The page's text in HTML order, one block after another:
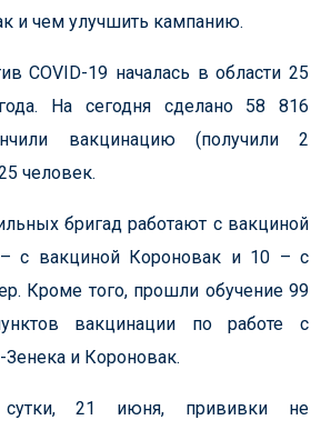
и чем улучшить кампанию.
COVID-19 началась в области 25
На сегодня сделано 58 816
вакцинацию (получили 2
человек.
бригад работают с вакциной
– с вакциной Короновак и 10 – с
Кроме того, прошли обучение 99
вакцинации по работе с
и Короновак.
21 июня, прививки не